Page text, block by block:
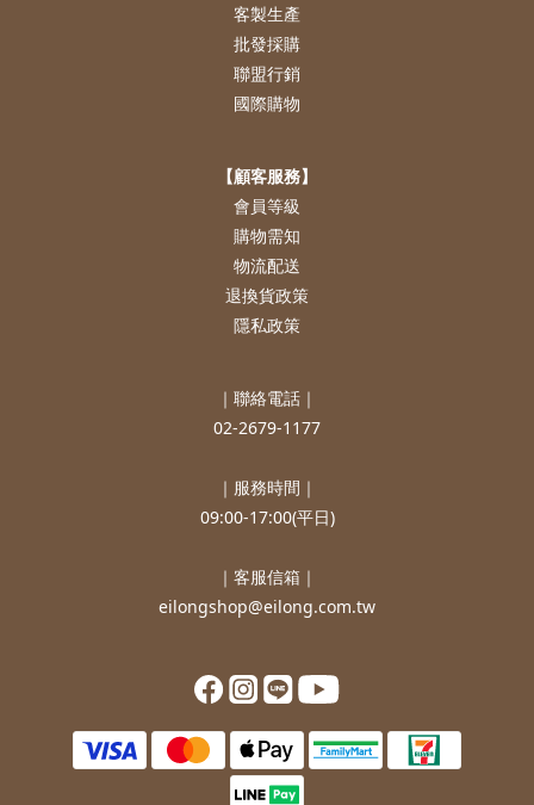
客製生產
批發採購
聯盟行銷
國際購物
【顧客服務】
會員等級
購物需知
物流配送
退換貨政策
隱私政策
｜聯絡電話｜
02-2679-1177
｜服務時間｜
09:00-17:00(平日)
｜客服信箱｜
eilongshop@eilong.com.tw